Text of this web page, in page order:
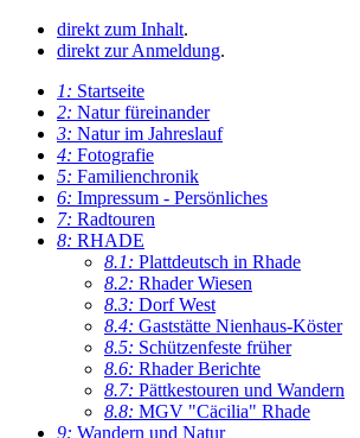
direkt zum Inhalt.
direkt zur Anmeldung.
1: Startseite
2: Natur füreinander
3: Natur im Jahreslauf
4: Fotografie
5: Familienchronik
6: Impressum - Persönliches
7: Radtouren
8: RHADE
8.1: Plattdeutsch in Rhade
8.2: Rhader Wiesen
8.3: Dorf West
8.4: Gaststätte Nienhaus-Köster
8.5: Schützenfeste früher
8.6: Rhader Berichte
8.7: Pättkestouren und Wandern
8.8: MGV "Cäcilia" Rhade
9: Wandern und Natur